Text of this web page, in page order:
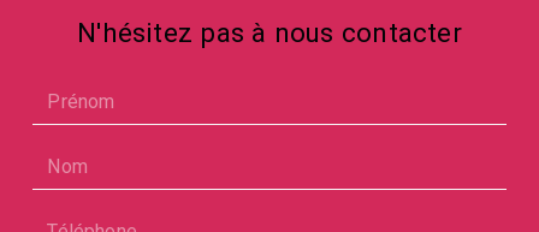
N'hésitez pas à nous contacter